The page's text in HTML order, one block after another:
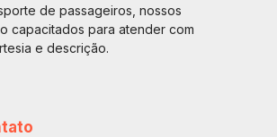
de passageiros, nossos
capacitados para atender com
e descrição.